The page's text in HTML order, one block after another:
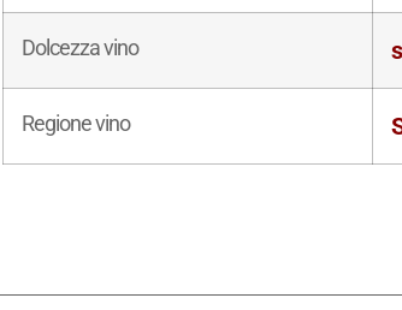
Dolcezza vino
Regione vino